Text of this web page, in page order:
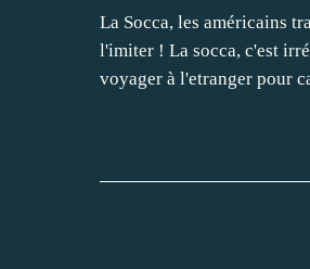
La Socca, les américains
l'imiter ! La socca, c'est
voyager à l'etranger pour